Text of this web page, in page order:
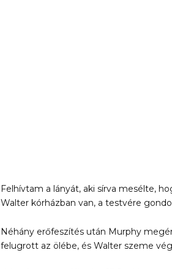
Felhívtam a lányát, aki sírva mesélte,
Walter kórházban van, a testvére
Néhány erőfeszítés után Murphy
felugrott az ölébe, és Walter szeme